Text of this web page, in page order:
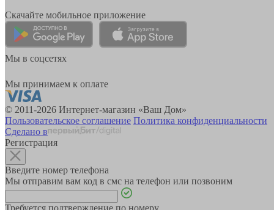
Скачайте мобильное приложение
Мы в соцсетях
Мы принимаем к оплате
© 2011-2026 Интернет-магазин «Ваш Дом»
Пользовательское соглашение Политика конфиденциальности
Сделано в
Регистрация
Введите номер телефона
Мы отправим вам код в смс на телефон или позвоним